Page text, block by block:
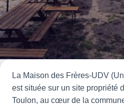
La Maison des Frères-UDV
est située sur un site propriété
Toulon, au cœur de la